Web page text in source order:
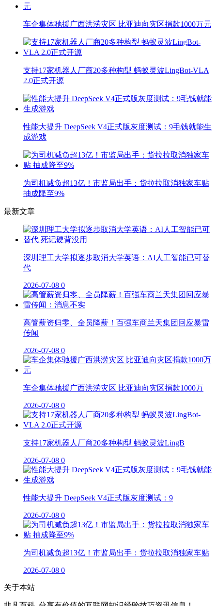
车企集体驰援广西洪涝灾区 比亚迪向灾区捐款1000万元
支持17家机器人厂商20多种构型 蚂蚁灵波LingBot-VLA
2.0正式开源
性能大提升 DeepSeek V4正式版灰度测试：9毛钱就能生
成游戏
为司机减负超13亿！市监局出手：货拉拉取消独家车贴
抽成降至9%
最新文章
深圳理工大学拟逐步取消大学英语：AI人工智能已可替
代
2026-07-08 0
高管薪资归零、全员降薪！百强车商兰天集团回应暴雷
传闻
2026-07-08 0
车企集体驰援广西洪涝灾区 比亚迪向灾区捐款1000万
2026-07-08 0
支持17家机器人厂商20多种构型 蚂蚁灵波LingB
2026-07-08 0
性能大提升 DeepSeek V4正式版灰度测试：9
2026-07-08 0
为司机减负超13亿！市监局出手：货拉拉取消独家车贴
2026-07-08 0
关于本站